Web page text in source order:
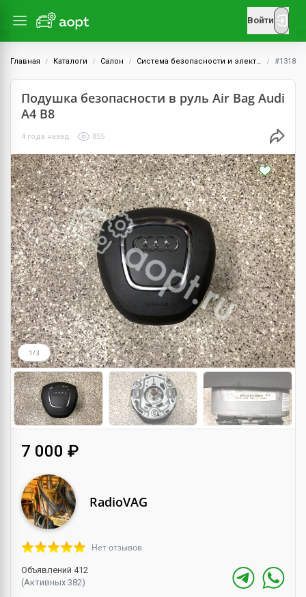
Войти
Главная Каталоги Салон Система безопасности и электроника #1318
Подушка безопасности в руль Air Bag Audi
A4 B8
4 года назад 855
1/3
7 000 ₽
RadioVAG
Нет отзывов
Объявлений 412
(Активных 382)